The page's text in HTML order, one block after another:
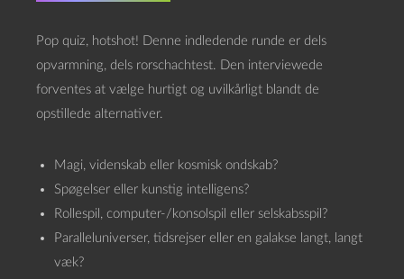
Pop quiz, hotshot! Denne indledende runde er dels
opvarmning, dels rorschachtest. Den interviewede
forventes at vælge hurtigt og uvilkårligt blandt de
opstillede alternativer.
Magi, videnskab eller kosmisk ondskab?
Spøgelser eller kunstig intelligens?
Rollespil, computer-/konsolspil eller selskabsspil?
Paralleluniverser, tidsrejser eller en galakse langt, langt
væk?